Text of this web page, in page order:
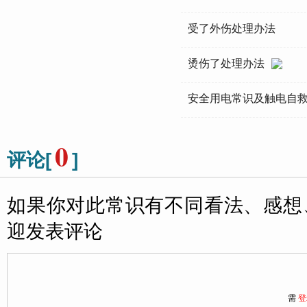
受了外伤处理办法
烫伤了处理办法
安全用电常识及触电自
评论[0]
如果你对此常识有不同看法、感
迎发表评论
需